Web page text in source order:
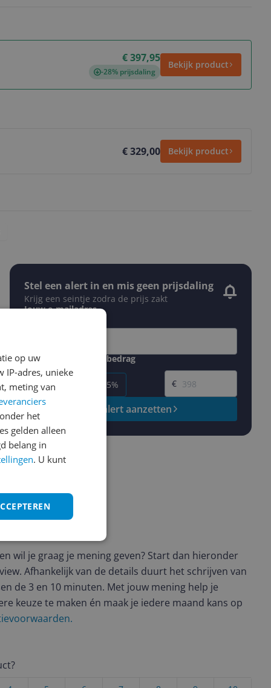
€ 397,95
-28% prijsdaling
Bekijk product
€ 329,00 Bekijk product
Stel een alert in en mis geen prijsdaling
Krijg een seintje zodra de prijs zakt
Jouw e-mailadres
Gewenste daling of bedrag
-5% -15%
Gewenste prijs
€
Prijsalert aanzetten
wil je graag je mening geven? Start dan hieronder
Afhankelijk van de details duurt het schrijven van
de 3 en 10 minuten. Met jouw mening help je
keuze te maken én maak je iedere maand kans op
op uw
IP-adres, unieke
meting van
het
gelden alleen
belang in
. U kunt